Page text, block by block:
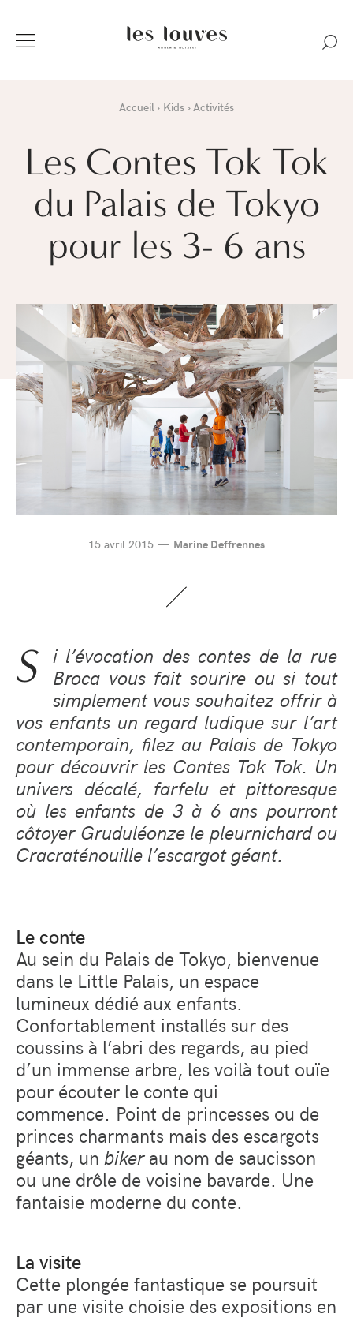
Accueil Kids Activités
Les Contes Tok Tok
du Palais de Tokyo
pour les 3- 6 ans
15 avril 2015 Marine Deffrennes
S i l’évocation des contes de la rue
Broca vous fait sourire ou si tout
simplement vous souhaitez offrir à
vos enfants un regard ludique sur l’art
contemporain, filez au Palais de Tokyo
pour découvrir les Contes Tok Tok. Un
univers décalé, farfelu et pittoresque
où les enfants de 3 à 6 ans pourront
côtoyer Gruduléonze le pleurnichard ou
Cracraténouille l’escargot géant.
Le conte
Au sein du Palais de Tokyo, bienvenue
dans le Little Palais, un espace
lumineux dédié aux enfants.
Confortablement installés sur des
coussins à l’abri des regards, au pied
d’un immense arbre, les voilà tout ouïe
pour écouter le conte qui
commence. Point de princesses ou de
princes charmants mais des escargots
géants, un bikerau nom de saucisson
ou une drôle de voisine bavarde. Une
fantaisie moderne du conte.
La visite
Cette plongée fantastique se poursuit
par une visite choisie des expositions en